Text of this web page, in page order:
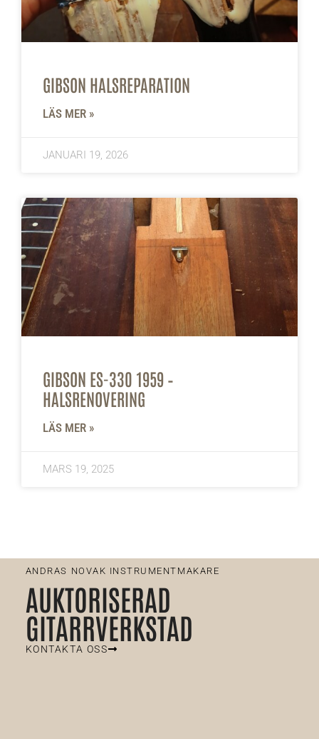
GIBSON HALSREPARATION
LÄS MER »
JANUARI 19, 2026
GIBSON ES-330 1959 –
HALSRENOVERING
LÄS MER »
MARS 19, 2025
ANDRAS NOVAK INSTRUMENTMAKARE
AUKTORISERAD
GITARRVERKSTAD
KONTAKTA OSS